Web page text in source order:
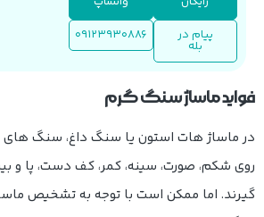
پیام در
بله
09123930886
فواید ماساژ سنگ گرم
در ماساژ هات استون یا سنگ داغ، سنگ های
روی شکم، صورت، سینه، کمر، کف دست، پا و
گیرند. اما ممکن است با توجه به تشخیص